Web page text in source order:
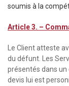
soumis à la
Article 3. –
Le Client atteste
du défunt. Les
présentés dans un
devis lui est